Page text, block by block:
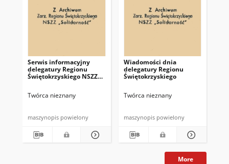
Serwis informacyjny
delegatury Regionu
Świętokrzyskiego NSZZ
Twórca nieznany
maszynopis powielony
Wiadomości dnia
delegatury Regionu
Świętokrzyskiego
Twórca nieznany
maszynopis powielony
More